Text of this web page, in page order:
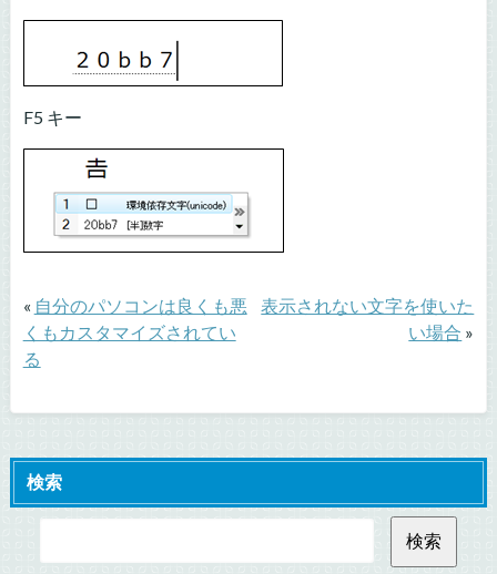
F5 キー
« 自分のパソコンは良くも悪
くもカスタマイズされてい
る
表示されない文字を使いた
い場合 »
検索